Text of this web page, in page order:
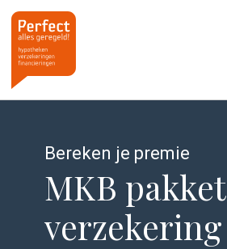
naar
inhoud
Bereken je premie
MKB pakket
verzekering